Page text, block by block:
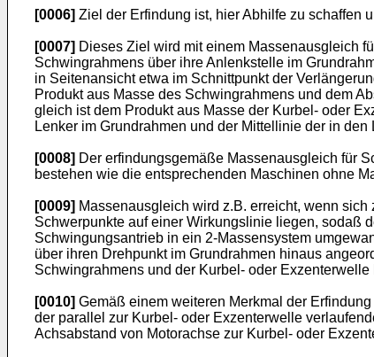
[0006] Ziel der Erfindung ist, hier Abhilfe zu schaffen
[0007] Dieses Ziel wird mit einem Massenausgleich
Schwingrahmens über ihre Anlenk­stelle im
in Seitenansicht etwa im Schnittpunkt der
Produkt aus Masse des Schwingrahmens und dem
gleich ist dem Produkt aus Masse der Kurbel- oder
Lenker im Grundrahmen und der Mittellinie der in
[0008] Der erfindungsgemäße Massenausgleich für
bestehen wie die entsprechen­den Maschinen ohne
[0009] Massenausgleich wird z.B. erreicht, wenn
Schwerpunkte auf einer Wirkungs­linie liegen, sodaß
Schwingungsantrieb in ein 2-Massensystem
über ihren Drehpunkt im Grundrahmen hinaus
Schwingrahmens und der Kurbel- oder
[0010] Gemäß einem weiteren Merkmal der
der parallel zur Kur­bel- oder Exzenterwelle
Achsabstand von Motorachse zur Kurbel- oder